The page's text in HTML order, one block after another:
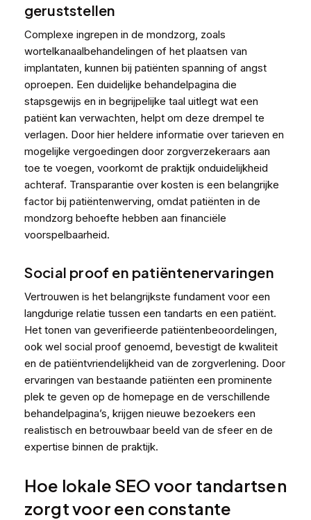
geruststellen
Complexe ingrepen in de mondzorg, zoals
wortelkanaalbehandelingen of het plaatsen van
implantaten, kunnen bij patiënten spanning of angst
oproepen. Een duidelijke behandelpagina die
stapsgewijs en in begrijpelijke taal uitlegt wat een
patiënt kan verwachten, helpt om deze drempel te
verlagen. Door hier heldere informatie over tarieven en
mogelijke vergoedingen door zorgverzekeraars aan
toe te voegen, voorkomt de praktijk onduidelijkheid
achteraf. Transparantie over kosten is een belangrijke
factor bij patiëntenwerving, omdat patiënten in de
mondzorg behoefte hebben aan financiële
voorspelbaarheid.
Social proof en patiëntenervaringen
Vertrouwen is het belangrijkste fundament voor een
langdurige relatie tussen een tandarts en een patiënt.
Het tonen van geverifieerde patiëntenbeoordelingen,
ook wel social proof genoemd, bevestigt de kwaliteit
en de patiëntvriendelijkheid van de zorgverlening. Door
ervaringen van bestaande patiënten een prominente
plek te geven op de homepage en de verschillende
behandelpagina’s, krijgen nieuwe bezoekers een
realistisch en betrouwbaar beeld van de sfeer en de
expertise binnen de praktijk.
Hoe lokale SEO voor tandartsen
zorgt voor een constante